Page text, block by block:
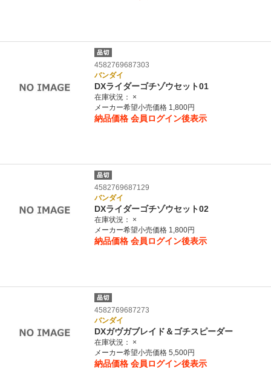
4582769687303
バンダイ
DXライダーゴチゾウセット01
在庫状況：
×
メーカー希望小売価格 1,800円
納品価格 会員ログイン後表示
4582769687129
バンダイ
DXライダーゴチゾウセット02
在庫状況：
×
メーカー希望小売価格 1,800円
納品価格 会員ログイン後表示
4582769687273
バンダイ
DXガヴガブレイド＆ゴチスピーダー
在庫状況：
×
メーカー希望小売価格 5,500円
納品価格 会員ログイン後表示